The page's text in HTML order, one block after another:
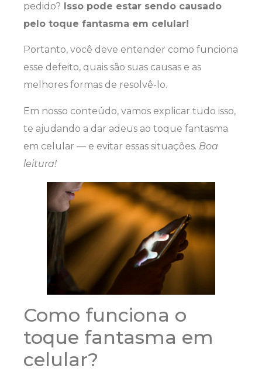
pedido? Isso pode estar sendo causado
pelo toque fantasma em celular!
Portanto, você deve entender como funciona
esse defeito, quais são suas causas e as
melhores formas de resolvê-lo.
Em nosso conteúdo, vamos explicar tudo isso,
te ajudando a dar adeus ao toque fantasma
em celular — e evitar essas situações. Boa
leitura!
Como funciona o
toque fantasma em
celular?